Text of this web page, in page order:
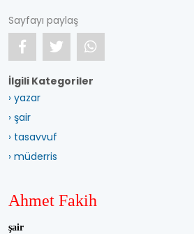
Sayfayı paylaş
İlgili Kategoriler
› yazar
› şair
› tasavvuf
› müderris
Ahmet Fakih
şair